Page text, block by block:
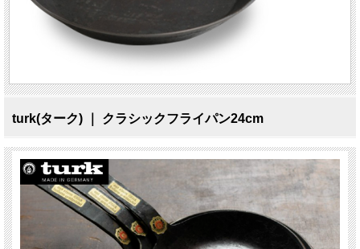
turk(ターク) ｜ クラシックフライパン24cm